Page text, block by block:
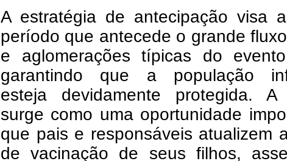
A estratégia de antecipação visa
período que antecede o grande
e aglomerações típicas do
garantindo que a população
esteja devidamente protegida. A
surge como uma oportunidade
que pais e responsáveis atualizem
de vacinação de seus filhos,